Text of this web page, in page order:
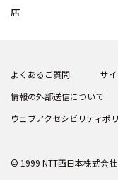
店
よくあるご質問 サ
情報の外部送信について
ウェブアクセシビリティポ
© 1999 NTT西日本株式会社